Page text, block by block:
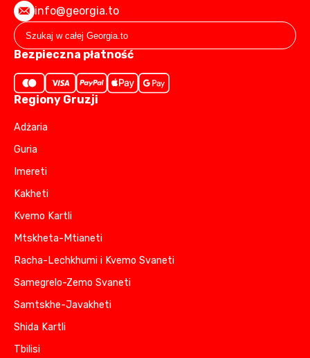
info@georgia.to
Bezpieczna płatność
Regiony Gruzji
Adżaria
Guria
Imereti
Kakheti
Kvemo Kartli
Mtskheta-Mtianeti
Racha-Lechkhumi i Kvemo Svaneti
Samegrelo-Zemo Svaneti
Samtskhe-Javakheti
Shida Kartli
Tbilisi